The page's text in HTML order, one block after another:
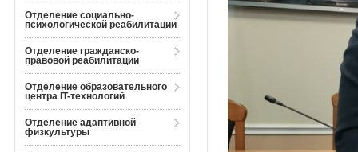
Отделение социально-
психологической реабилитации
Отделение гражданско-
правовой реабилитации
Отделение образовательного
центра IT-технологий
Отделение адаптивной
физкультуры